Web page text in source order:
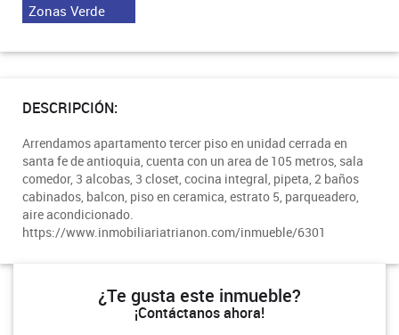
Zonas Verde
DESCRIPCIÓN:
Arrendamos apartamento tercer piso en unidad cerrada en
santa fe de antioquia, cuenta con un area de 105 metros, sala
comedor, 3 alcobas, 3 closet, cocina integral, pipeta, 2 baños
cabinados, balcon, piso en ceramica, estrato 5, parqueadero,
aire acondicionado.
https://www.inmobiliariatrianon.com/inmueble/6301
¿Te gusta este inmueble?
¡Contáctanos ahora!